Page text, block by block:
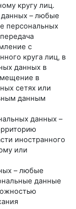
кругу лиц.
данных – любые
персональных
с
круга лиц, в
данных в
в
сетях или
данным
данных –
иностранного
или
– любые
данные